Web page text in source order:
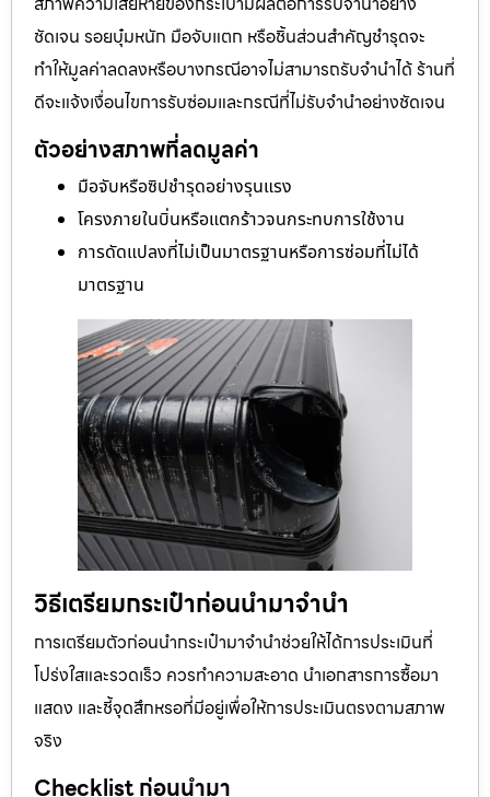
กรณีสภาพเสียหายมากและข้อควรระวัง
สภาพความเสียหายของกระเป๋ามีผลต่อการรับจำนำอย่าง
ชัดเจน รอยบุ๋มหนัก มือจับแตก หรือชิ้นส่วนสำคัญชำรุดจะ
ทำให้มูลค่าลดลงหรือบางกรณีอาจไม่สามารถรับจำนำได้ ร้านที่
ดีจะแจ้งเงื่อนไขการรับซ่อมและกรณีที่ไม่รับจำนำอย่างชัดเจน
ตัวอย่างสภาพที่ลดมูลค่า
มือจับหรือซิปชำรุดอย่างรุนแรง
โครงภายในบิ่นหรือแตกร้าวจนกระทบการใช้งาน
การดัดแปลงที่ไม่เป็นมาตรฐานหรือการซ่อมที่ไม่ได้
มาตรฐาน
วิธีเตรียมกระเป๋าก่อนนำมาจำนำ